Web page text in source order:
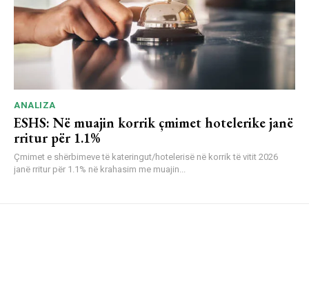
ANALIZA
ESHS: Në muajin korrik çmimet hotelerike janë
rritur për 1.1%
Çmimet e shërbimeve të kateringut/hotelerisë në korrik të vitit 2026
janë rritur për 1.1% në krahasim me muajin...